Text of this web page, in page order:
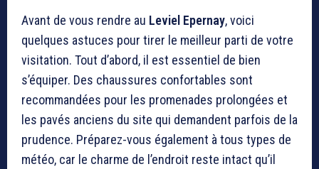
Avant de vous rendre au Leviel Epernay, voici
quelques astuces pour tirer le meilleur parti de votre
visitation. Tout d’abord, il est essentiel de bien
s’équiper. Des chaussures confortables sont
recommandées pour les promenades prolongées et
les pavés anciens du site qui demandent parfois de la
prudence. Préparez-vous également à tous types de
météo, car le charme de l’endroit reste intact qu’il